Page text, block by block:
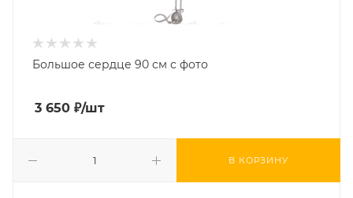
Большое сердце 90 см с фото
3 650 ₽/шт
В КОРЗИНУ